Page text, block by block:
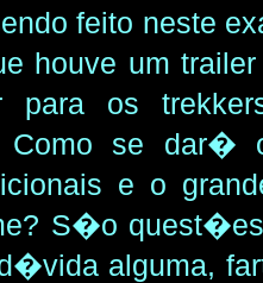
feito neste
houve um
para os
Como se dar�
e o
S�o quest�es
alguma,